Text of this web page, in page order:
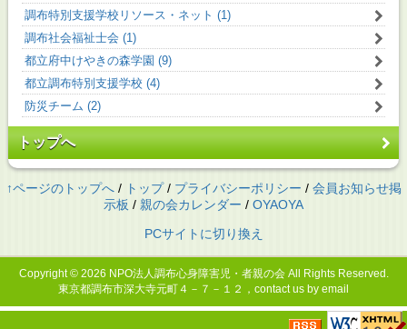
調布特別支援学校リソース・ネット (1)
調布社会福祉士会 (1)
都立府中けやきの森学園 (9)
都立調布特別支援学校 (4)
防災チーム (2)
トップへ
↑ページのトップへ/ トップ/ プライバシーポリシー / 会員お知らせ掲
示板 / 親の会カレンダー / OYAOYA
PCサイトに切り換え
Copyright © 2026 NPO法人調布心身障害児・者親の会All Rights Reserved.
東京都調布市深大寺元町４－７－１２，contact us by email